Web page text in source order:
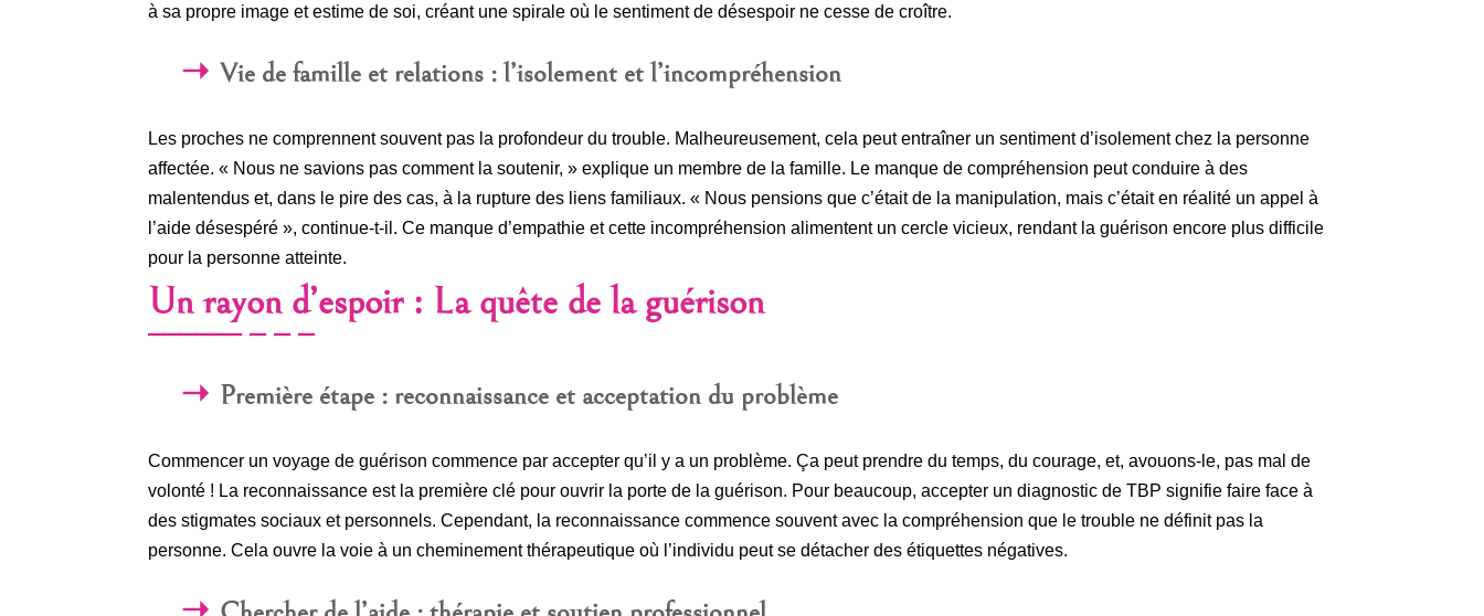
à sa propre image et estime de soi, créant une spirale où le sentiment de désespoir ne cesse de croître.
Vie de famille et relations : l’isolement et l’incompréhension
Les proches ne comprennent souvent pas la profondeur du trouble. Malheureusement, cela peut entraîner un sentiment d’isolement chez la personne
affectée. « Nous ne savions pas comment la soutenir, » explique un membre de la famille. Le manque de compréhension peut conduire à des
malentendus et, dans le pire des cas, à la rupture des liens familiaux. « Nous pensions que c’était de la manipulation, mais c’était en réalité un appel à
l’aide désespéré », continue-t-il. Ce manque d’empathie et cette incompréhension alimentent un cercle vicieux, rendant la guérison encore plus difficile
pour la personne atteinte.
Un rayon d’espoir : La quête de la guérison
Première étape : reconnaissance et acceptation du problème
Commencer un voyage de guérison commence par accepter qu’il y a un problème. Ça peut prendre du temps, du courage, et, avouons-le, pas mal de
volonté ! La reconnaissance est la première clé pour ouvrir la porte de la guérison. Pour beaucoup, accepter un diagnostic de TBP signifie faire face à
des stigmates sociaux et personnels. Cependant, la reconnaissance commence souvent avec la compréhension que le trouble ne définit pas la
personne. Cela ouvre la voie à un cheminement thérapeutique où l’individu peut se détacher des étiquettes négatives.